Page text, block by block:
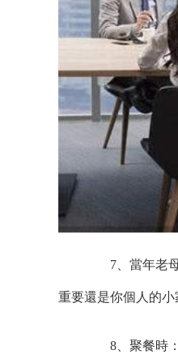
7、當年老母
重要還是你個人的小
8、聚餐時：